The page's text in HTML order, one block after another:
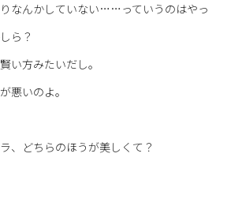
なんかしていない……っていうのはやっ
ら？
い方みたいだし。
悪いのよ。
、どちらのほうが美しくて？